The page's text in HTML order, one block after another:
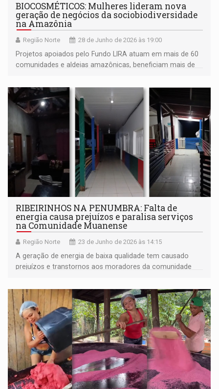
BIOCOSMÉTICOS: Mulheres lideram nova
geração de negócios da sociobiodiversidade
na Amazônia
Região Norte 28 de Junho de 2026 às 19:00
Projetos apoiados pelo Fundo LIRA atuam em mais de 60
comunidades e aldeias amazônicas, beneficiam mais de
tradicional, fitoterápicos e biocosméticos
RIBEIRINHOS NA PENUMBRA: Falta de
energia causa prejuízos e paralisa serviços
na Comunidade Muanense
Região Norte 23 de Junho de 2026 às 14:15
A geração de energia de baixa qualidade tem causado
prejuízos e transtornos aos moradores da comunidade